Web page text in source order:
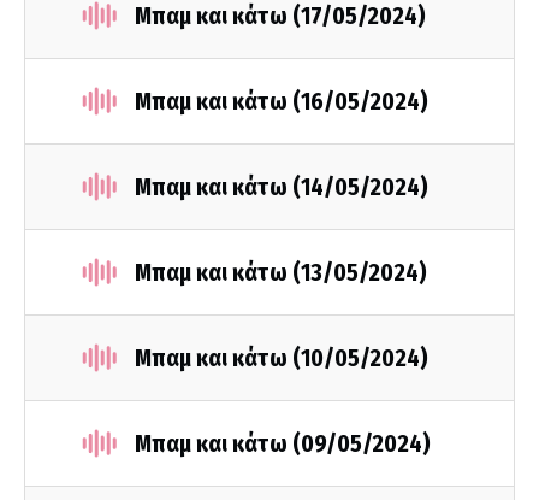
Μπαμ και κάτω (17/05/2024)
Μπαμ και κάτω (16/05/2024)
Μπαμ και κάτω (14/05/2024)
Μπαμ και κάτω (13/05/2024)
Mπαμ και κάτω (10/05/2024)
Μπαμ και κάτω (09/05/2024)